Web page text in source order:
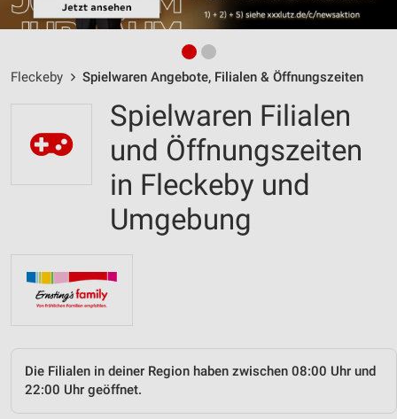
Fleckeby Spielwaren Angebote, Filialen & Öffnungszeiten
Spielwaren Filialen
und Öffnungszeiten
in Fleckeby und
Umgebung
Die Filialen in deiner Region haben zwischen 08:00 Uhr und
22:00 Uhr geöffnet.